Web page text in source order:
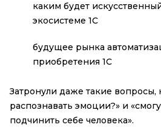
каким будет
экосистеме 1С
будущее рынка
приобретения 1С
Затронули даже такие вопросы,
распознавать эмоции?» и
подчинить себе человека».